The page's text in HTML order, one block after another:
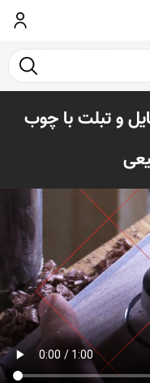
ورود
جست و
و تبلت با چوب